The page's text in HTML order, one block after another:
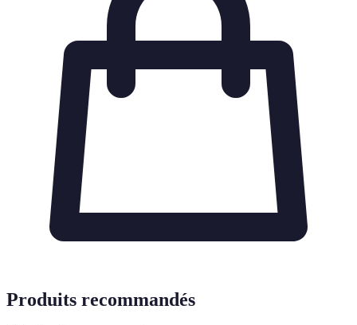
Produits recommandés